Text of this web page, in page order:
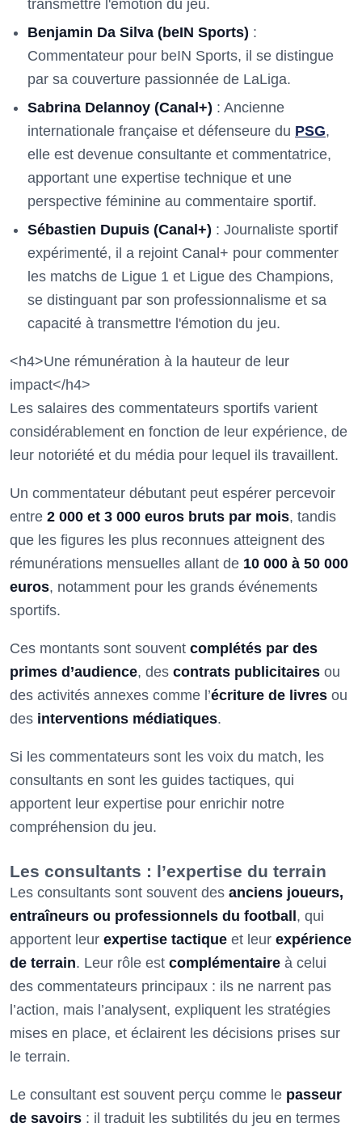
transmettre l'émotion du jeu.
Benjamin Da Silva (beIN Sports) :
Commentateur pour beIN Sports, il se distingue
par sa couverture passionnée de LaLiga.
Sabrina Delannoy (Canal+) : Ancienne
internationale française et défenseure du PSG,
elle est devenue consultante et commentatrice,
apportant une expertise technique et une
perspective féminine au commentaire sportif.
Sébastien Dupuis (Canal+) : Journaliste sportif
expérimenté, il a rejoint Canal+ pour commenter
les matchs de Ligue 1 et Ligue des Champions,
se distinguant par son professionnalisme et sa
capacité à transmettre l'émotion du jeu.
<h4>Une rémunération à la hauteur de leur
impact</h4>
Les salaires des commentateurs sportifs varient
considérablement en fonction de leur expérience, de
leur notoriété et du média pour lequel ils travaillent.
Un commentateur débutant peut espérer percevoir
entre 2 000 et 3 000 euros bruts par mois, tandis
que les figures les plus reconnues atteignent des
rémunérations mensuelles allant de 10 000 à 50 000
euros, notamment pour les grands événements
sportifs.
Ces montants sont souvent complétés par des
primes d’audience, des contrats publicitaires ou
des activités annexes comme l’écriture de livres ou
des interventions médiatiques.
Si les commentateurs sont les voix du match, les
consultants en sont les guides tactiques, qui
apportent leur expertise pour enrichir notre
compréhension du jeu.
Les consultants : l’expertise du terrain
Les consultants sont souvent des anciens joueurs,
entraîneurs ou professionnels du football , qui
apportent leur expertise tactique et leur expérience
de terrain. Leur rôle est complémentaire à celui
des commentateurs principaux : ils ne narrent pas
l’action, mais l’analysent, expliquent les stratégies
mises en place, et éclairent les décisions prises sur
le terrain.
Le consultant est souvent perçu comme le passeur
de savoirs : il traduit les subtilités du jeu en termes